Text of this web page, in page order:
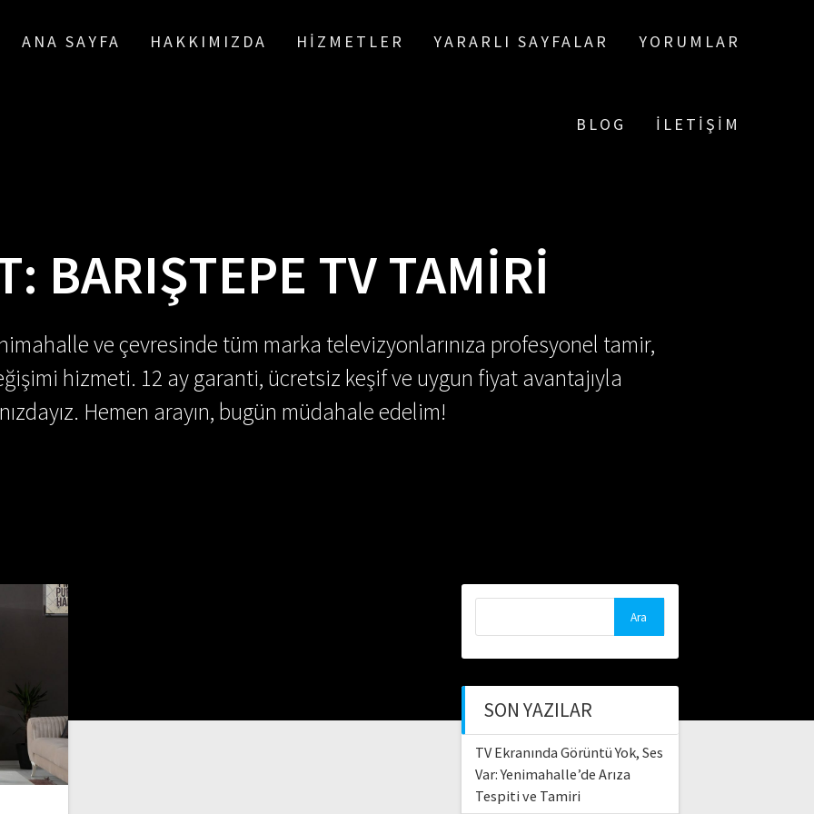
ANA SAYFA HAKKIMIZDA HIZMETLER YARARLI SAYFALAR YORUMLAR
BLOG İLETIŞIM
BARIŞTEPE TV TAMIRI
ve çevresinde tüm marka televizyonlarınıza profesyonel tamir,
hizmeti. 12 ay garanti, ücretsiz keşif ve uygun fiyat avantajıyla
Hemen arayın, bugün müdahale edelim!
SON YAZILAR
TV Ekranında Görüntü Yok, Ses
Var: Yenimahalle’de Arıza
Tespiti ve Tamiri